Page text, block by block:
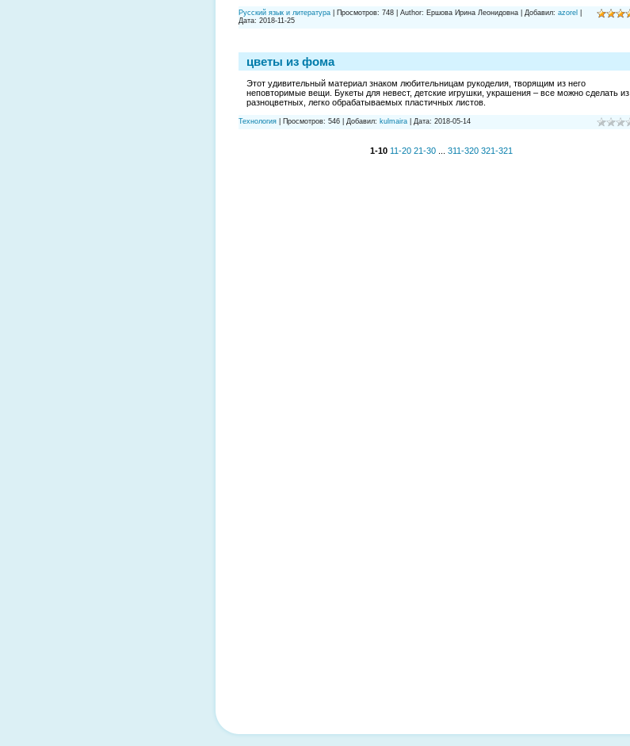
Русский язык и литература Просмотров: 748 Author: Ершова Ирина Леонидовна Добавил: azorel
Дата: 2018-11-25
цветы из фома
Этот удивительный материал знаком любительницам рукоделия, творящим из него
неповторимые вещи. Букеты для невест, детские игрушки, украшения – все можно сделать из
разноцветных, легко обрабатываемых пластичных листов.
Технология Просмотров: 546 Добавил: kulmaira Дата: 2018-05-14
1-10 11-20 21-30 311-320 321-321